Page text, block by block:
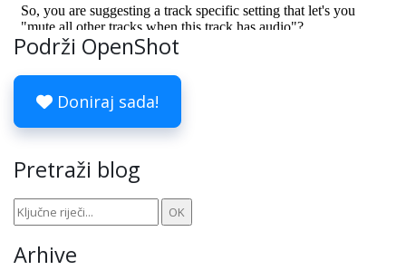
Podrži OpenShot
Doniraj sada!
Pretraži blog
Arhive